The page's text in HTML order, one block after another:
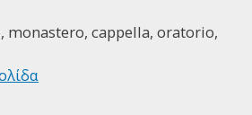
monastero, cappella, oratorio,